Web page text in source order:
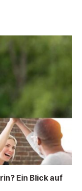
Ein Blick auf